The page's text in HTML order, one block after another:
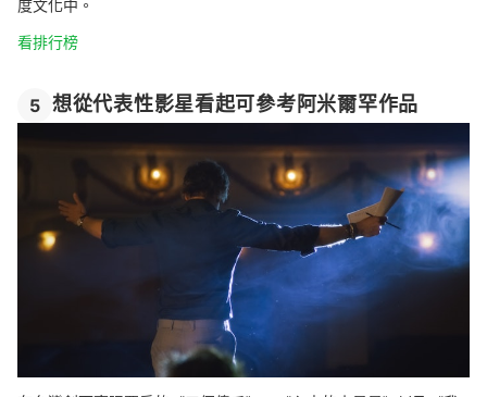
度文化中。
看排行榜
5 想從代表性影星看起可參考阿米爾罕作品